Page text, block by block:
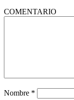
COMENTARIO
Nombre *